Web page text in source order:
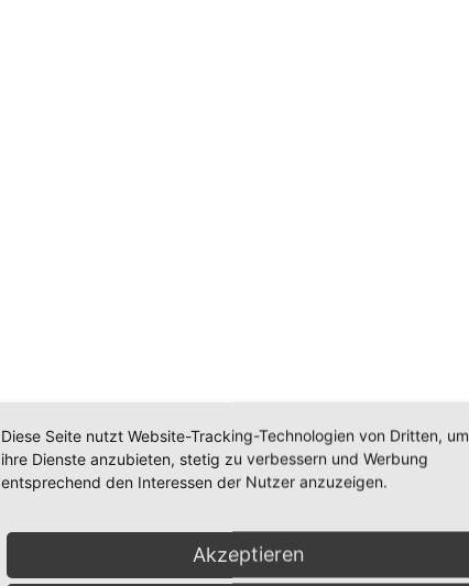
Diese Seite nutzt Website-Tracking-Technologien von Dritten, um
ihre Dienste anzubieten, stetig zu verbessern und Werbung
entsprechend den Interessen der Nutzer anzuzeigen.
Akzeptieren